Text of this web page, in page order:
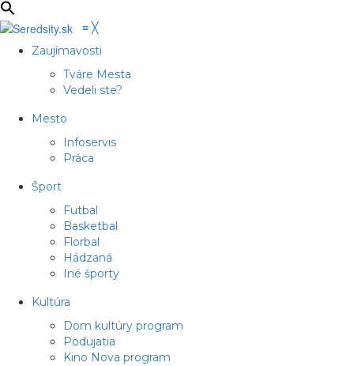
≡ ╳
Zaujímavosti
Tváre Mesta
Vedeli ste?
Mesto
Infoservis
Práca
Šport
Futbal
Basketbal
Florbal
Hádzaná
Iné športy
Kultúra
Dom kultúry program
Podujatia
Kino Nova program